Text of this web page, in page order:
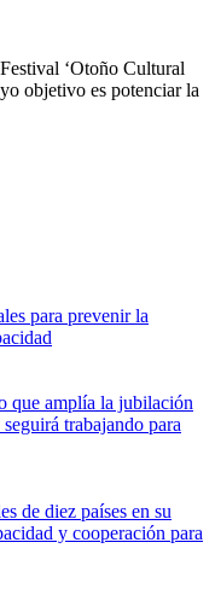
‘Otoño Cultural
objetivo es potenciar la
para prevenir la
que amplía la jubilación
trabajando para
de diez países en su
y cooperación para